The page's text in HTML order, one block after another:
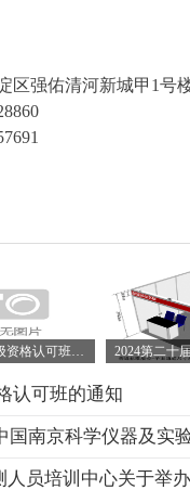
区强佑清河新城甲1号
认可班的通知
国南京科学仪器及实
人员培训中心关于举